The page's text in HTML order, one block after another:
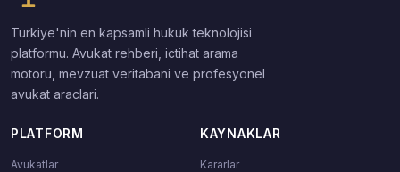
Turkiye'nin en kapsamli hukuk teknolojisi
platformu. Avukat rehberi, ictihat arama
motoru, mevzuat veritabani ve profesyonel
avukat araclari.
PLATFORM
Avukatlar
KAYNAKLAR
Kararlar